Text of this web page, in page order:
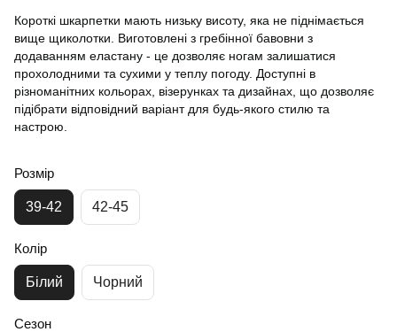
Короткі шкарпетки мають низьку висоту, яка не піднімається
вище щиколотки. Виготовлені з гребінної бавовни з
додаванням еластану - це дозволяє ногам залишатися
прохолодними та сухими у теплу погоду. Доступні в
різноманітних кольорах, візерунках та дизайнах, що дозволяє
підібрати відповідний варіант для будь-якого стилю та
настрою.
Розмір
39-42 42-45
Колір
Білий Чорний
Сезон